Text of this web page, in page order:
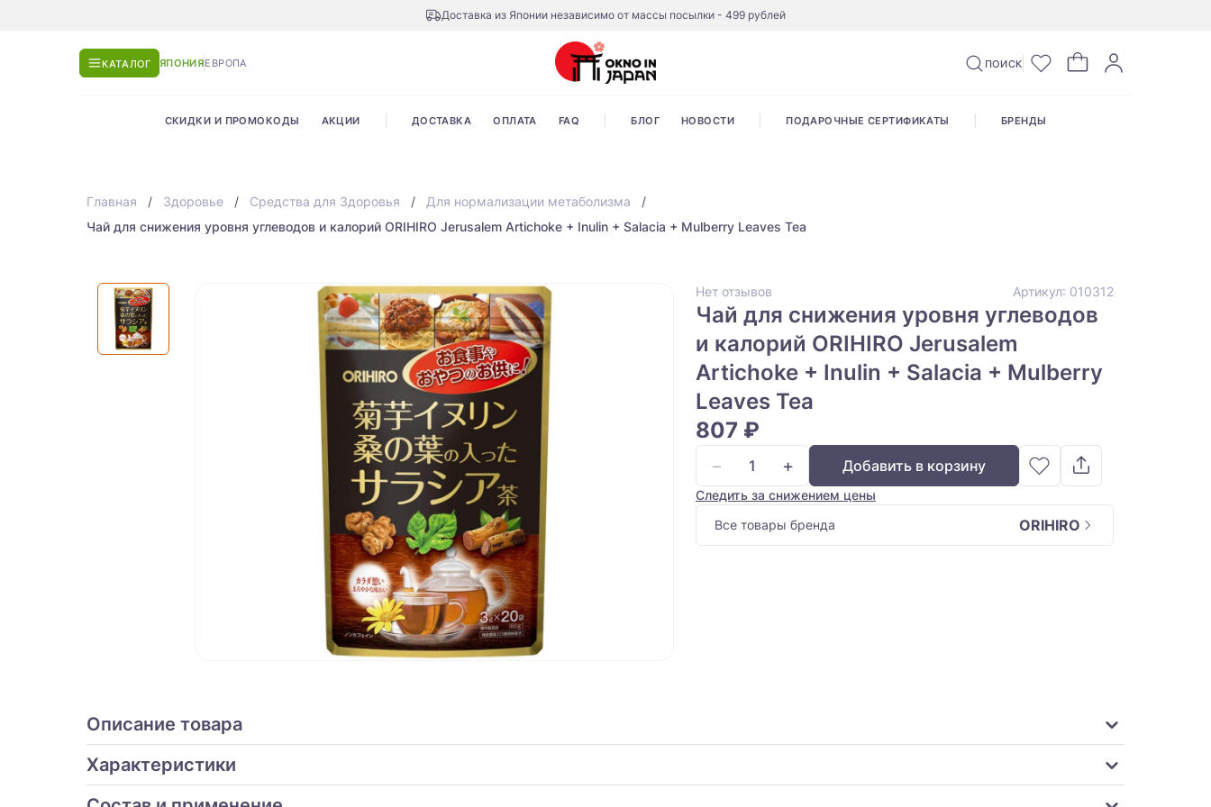
Доставка из Японии независимо от массы посылки - 499 рублей
КАТАЛОГ ЯПОНИЯЕВРОПА ПОИСК
СКИДКИ И ПРОМОКОДЫ АКЦИИ ДОСТАВКА ОПЛАТА FAQ БЛОГ НОВОСТИ ПОДАРОЧНЫЕ СЕРТИФИКАТЫ БРЕНДЫ
Главная Здоровье Средства для Здоровья
Для нормализации метаболизма
Чай для снижения уровня углеводов и калорий ORIHIRO Jerusalem Artichoke + Inulin + Salacia + Mulberry Leaves Tea
Нет отзывов Артикул: 010312
Чай для снижения уровня углеводов
и калорий ORIHIRO Jerusalem
Artichoke + Inulin + Salacia + Mulberry
Leaves Tea
807 ₽
− + Добавить в корзину
Следить за снижением цены
Все товары бренда
ORIHIRO
Описание товара
Характеристики